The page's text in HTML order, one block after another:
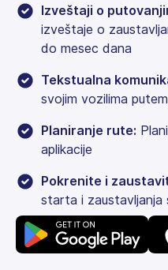
Izveštaji o
izveštaje o
do mesec dana
Tekstualna
svojim vozilima
Planiranje rute:
aplikacije
Pokrenite i
starta i zaustavljanja